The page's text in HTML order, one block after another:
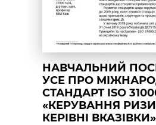
НАВЧАЛЬНИЙ
УСЕ ПРО
СТАНДАРТ ISO
«КЕРУВАННЯ
КЕРІВНІ ВКАЗІВКИ»